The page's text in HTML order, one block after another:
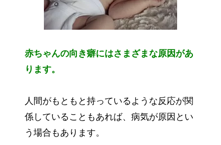
赤ちゃんの向き癖にはさまざまな原因があ
ります。
人間がもともと持っているような反応が関
係していることもあれば、病気が原因とい
う場合もあります。